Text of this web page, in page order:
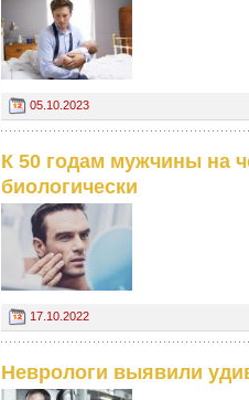
05.10.2023
К 50 годам мужчины на
биологически
17.10.2022
Неврологи выявили